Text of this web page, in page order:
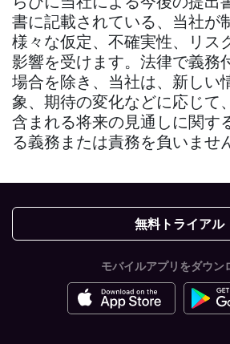
書に記載されている、当社が
様々な仮定、不確実性、リス
影響を受けます。法律で義務
場合を除き、当社は、新しい
象、期待の変化などに応じて
含まれる将来の見通しに関す
る義務または責務を負いませ
無料トライアル
モバイルアプリをダウン